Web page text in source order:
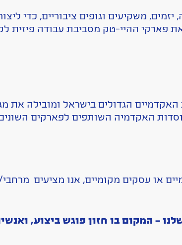
משקיעים וגופים ציבוריים, כדי
פארקי ההיי-טק מסביבת עבודה פיזית
הגדולים בישראל ומובילה את
האקדמיה השותפים לפארקים
או עסקים מקומיים, אנו מציעים
– המקום בו חזון פוגש ביצוע,